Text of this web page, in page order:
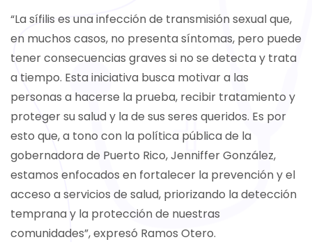
“La sífilis es una infección de transmisión sexual que,
en muchos casos, no presenta síntomas, pero puede
tener consecuencias graves si no se detecta y trata
a tiempo. Esta iniciativa busca motivar a las
personas a hacerse la prueba, recibir tratamiento y
proteger su salud y la de sus seres queridos. Es por
esto que, a tono con la política pública de la
gobernadora de Puerto Rico, Jenniffer González,
estamos enfocados en fortalecer la prevención y el
acceso a servicios de salud, priorizando la detección
temprana y la protección de nuestras
comunidades”, expresó Ramos Otero.